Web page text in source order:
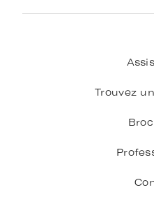
Trouvez